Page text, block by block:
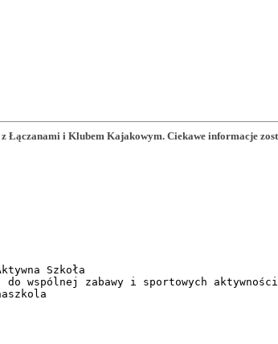
Łączanami i Klubem Kajakowym. Ciekawe informacje
Szkoła
do wspólnej zabawy i sportowych